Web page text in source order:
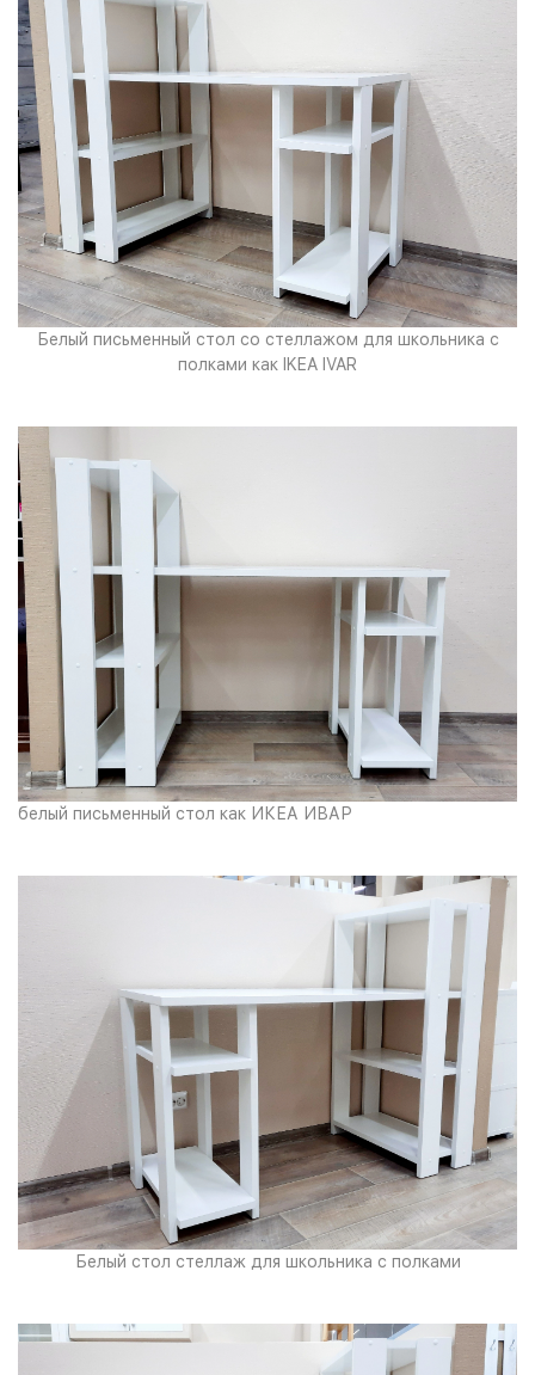
Белый письменный стол со стеллажом для школьника с
полками как IKEA IVAR
белый письменный стол как ИКЕА ИВАР
Белый стол стеллаж для школьника с полками